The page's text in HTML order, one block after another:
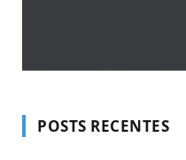
POSTS RECENTES